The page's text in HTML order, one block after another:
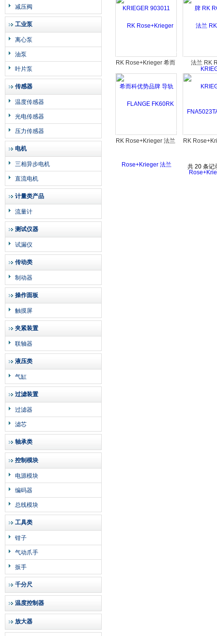
减压阀
工业泵
离心泵
油泵
叶片泵
传感器
温度传感器
光电传感器
压力传感器
电机
三相异步电机
直流电机
计量类产品
流量计
测试仪器
试漏仪
传动类
制动器
操作面板
触摸屏
夹紧装置
联轴器
液压类
气缸
过滤装置
过滤器
滤芯
轴承类
控制模块
电源模块
编码器
总线模块
工具类
钳子
气动爪手
扳手
千分尺
温度控制器
放大器
RK Rose+Krieger 希而
科优势品牌 导轨
法兰 RK
RK Rose+Krieger 法兰 RK
共 20 条